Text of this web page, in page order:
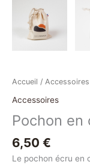
Accueil / Accessoires
Accessoires
Pochon en
6,50 €
Le pochon écru en